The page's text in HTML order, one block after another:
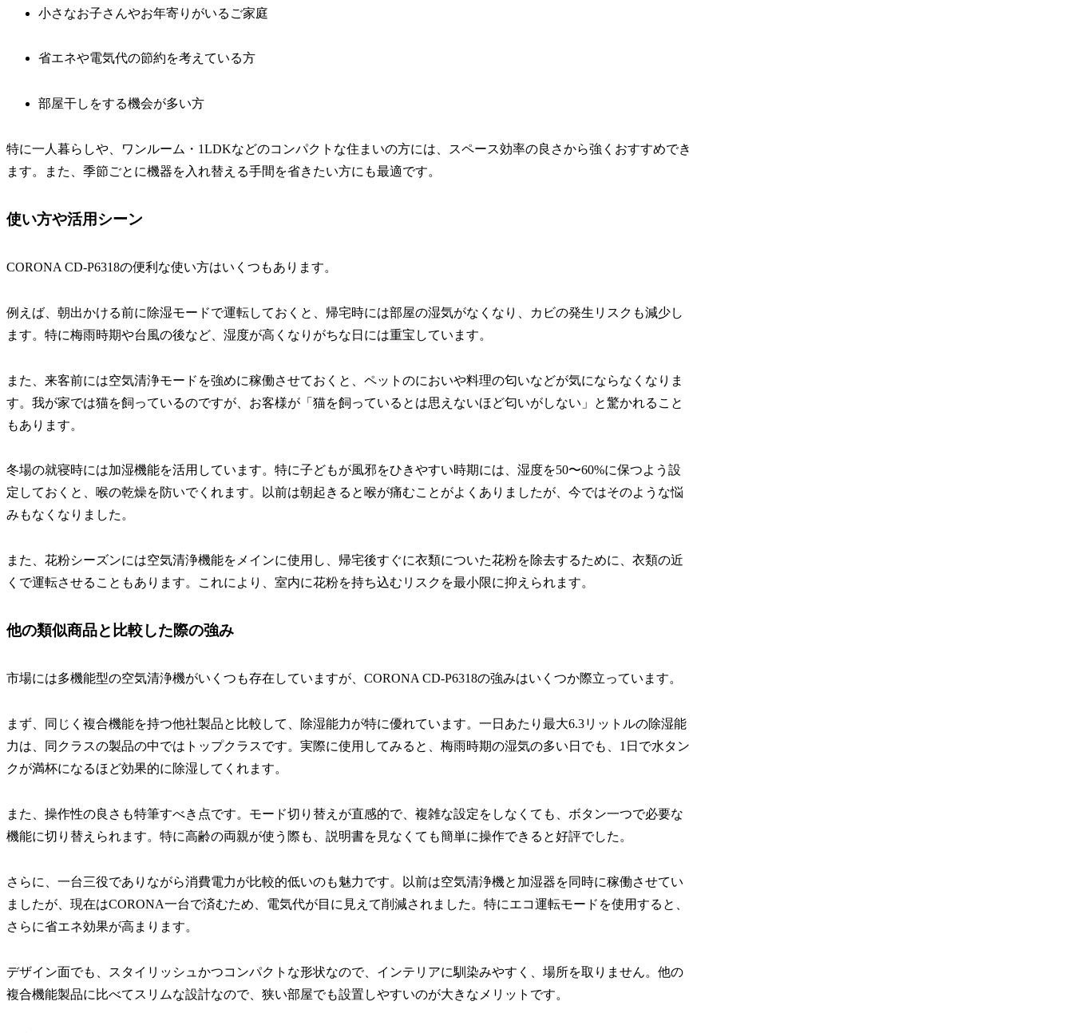
小さなお子さんやお年寄りがいるご家庭
省エネや電気代の節約を考えている方
部屋干しをする機会が多い方
特に一人暮らしや、ワンルーム・1LDKなどのコンパクトな住まいの方には、スペース効率の良さから強くおすすめでき
ます。また、季節ごとに機器を入れ替える手間を省きたい方にも最適です。
使い方や活用シーン
CORONA CD-P6318の便利な使い方はいくつもあります。
例えば、朝出かける前に除湿モードで運転しておくと、帰宅時には部屋の湿気がなくなり、カビの発生リスクも減少し
ます。特に梅雨時期や台風の後など、湿度が高くなりがちな日には重宝しています。
また、来客前には空気清浄モードを強めに稼働させておくと、ペットのにおいや料理の匂いなどが気にならなくなりま
す。我が家では猫を飼っているのですが、お客様が「猫を飼っているとは思えないほど匂いがしない」と驚かれること
もあります。
冬場の就寝時には加湿機能を活用しています。特に子どもが風邪をひきやすい時期には、湿度を50〜60%に保つよう設
定しておくと、喉の乾燥を防いでくれます。以前は朝起きると喉が痛むことがよくありましたが、今ではそのような悩
みもなくなりました。
また、花粉シーズンには空気清浄機能をメインに使用し、帰宅後すぐに衣類についた花粉を除去するために、衣類の近
くで運転させることもあります。これにより、室内に花粉を持ち込むリスクを最小限に抑えられます。
他の類似商品と比較した際の強み
市場には多機能型の空気清浄機がいくつも存在していますが、CORONA CD-P6318の強みはいくつか際立っています。
まず、同じく複合機能を持つ他社製品と比較して、除湿能力が特に優れています。一日あたり最大6.3リットルの除湿能
力は、同クラスの製品の中ではトップクラスです。実際に使用してみると、梅雨時期の湿気の多い日でも、1日で水タン
クが満杯になるほど効果的に除湿してくれます。
また、操作性の良さも特筆すべき点です。モード切り替えが直感的で、複雑な設定をしなくても、ボタン一つで必要な
機能に切り替えられます。特に高齢の両親が使う際も、説明書を見なくても簡単に操作できると好評でした。
さらに、一台三役でありながら消費電力が比較的低いのも魅力です。以前は空気清浄機と加湿器を同時に稼働させてい
ましたが、現在はCORONA一台で済むため、電気代が目に見えて削減されました。特にエコ運転モードを使用すると、
さらに省エネ効果が高まります。
デザイン面でも、スタイリッシュかつコンパクトな形状なので、インテリアに馴染みやすく、場所を取りません。他の
複合機能製品に比べてスリムな設計なので、狭い部屋でも設置しやすいのが大きなメリットです。